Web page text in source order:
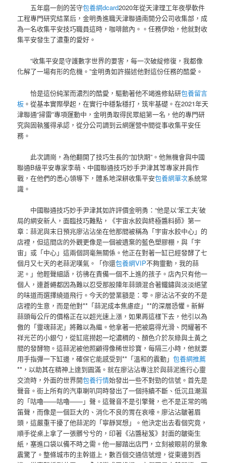
五年磨一劍的苦守包養網dcard2020年從天津理工年夜學軟件
工程專門研究結業后，金明勇進職天津聯通南開分公司收集部，成
為一名收集平安技巧職員這時，咖啡館內。。任務伊始，他就對收
集平安發生了濃重的愛好。
“收集平安是守護數字世界的要害，每一次破綻修復，我都像
化解了一場有形的危機。”金明勇如許描述他對這份任務的酷愛。
恰是這份純潔而濃烈的酷愛，驅動著他不竭進修鉆研包養留言
板 。從基本實際學起，在實行中穩紮穩打，筑牢基礎。在2021年天
津聯通“掃雷”專項運動中，金明勇取得民眾組第一名，他的專門研
究與固執獲得承認，從分公司調到云網運營中間從事收集平安任
務。
此次調崗，為他翻開了技巧生長的“加快期”。他無機會與中國
聯通B級平安專家李萌、中國聯通技巧妙手尹津其等專家并肩作
戰，在他們的悉心領導下，體系地深耕收集平安包養網單次系統常
識。
中國聯通技巧妙手尹津其如許評價金明勇：“他是以‘笨工夫’破
局的網安新人，面臨技巧難點，《宇宙水餃與終極醬料師》第一
章：蒜泥與末日預兆廖沾沾坐在他那間被稱為「宇宙水餃中心」的
店裡，但這間店的外觀更像是一個被遺棄的藍色塑膠棚，與「宇
宙」或「中心」這兩個詞毫無關係。他正在對著一缸已經發酵了七
個月又七天的老蒜泥嘆氣。「你還包養網VIP不夠靈動，我的蒜
泥。」他輕聲細語，彷彿在責備一個不上進的孩子。店內只有他一
個人，連蒼蠅都因為難以忍受那股陳年蒜頭混合著鐵鏽與淡淡絕望
的味道而選擇繞道飛行。今天的營業額是：零。廖沾沾不安的不是
店裡的生意，而是他對**「蒜泥成本焦慮症」**的深層恐懼。新鮮
蒜頭每公斤的價格正在以超光速上漲，如果再這樣下去，他引以為
傲的「靈魂蒜泥」將難以為繼。他拿著一把被磨得光滑、閃耀著不
祥光芒的小銀勺，從缸底撈起一坨濃稠的、顏色介於灰綠與土黃之
間的發酵物。這蒜泥被他照顧得像稀世珍寶，每隔三小時，他就要
用手指彈一下缸邊，確保它能感受到**「溫和的震動」包養網推薦
**，以助其在精神上達到圓滿。就在廖沾沾專注於與蒜泥進行心靈
交流時，外面的世界開包養行情始發出一些不對勁的信號。首先是
聲音。街上所有的汽車喇叭同時發出了一個持續不斷、低沉且潮濕
的「咕嚕——咕嚕——」聲。這聲音不是引擎聲，也不是正常的鳴
笛聲，而像是一個巨大的、消化不良的胃在哀嚎。廖沾沾皺著眉
頭，這嚴重干擾了他蒜泥的「寧靜冥想」。他決定出去看個究竟，
順手從桌上拿了一張髒兮兮的，印著《沾醬秘笈》封面的皺衛生
紙，塞進口袋以備不時之需。他一腳踏出店門，立刻被眼前的景象
震驚了。整條城市的主幹道上，數百個交通信號燈，從東邊到西